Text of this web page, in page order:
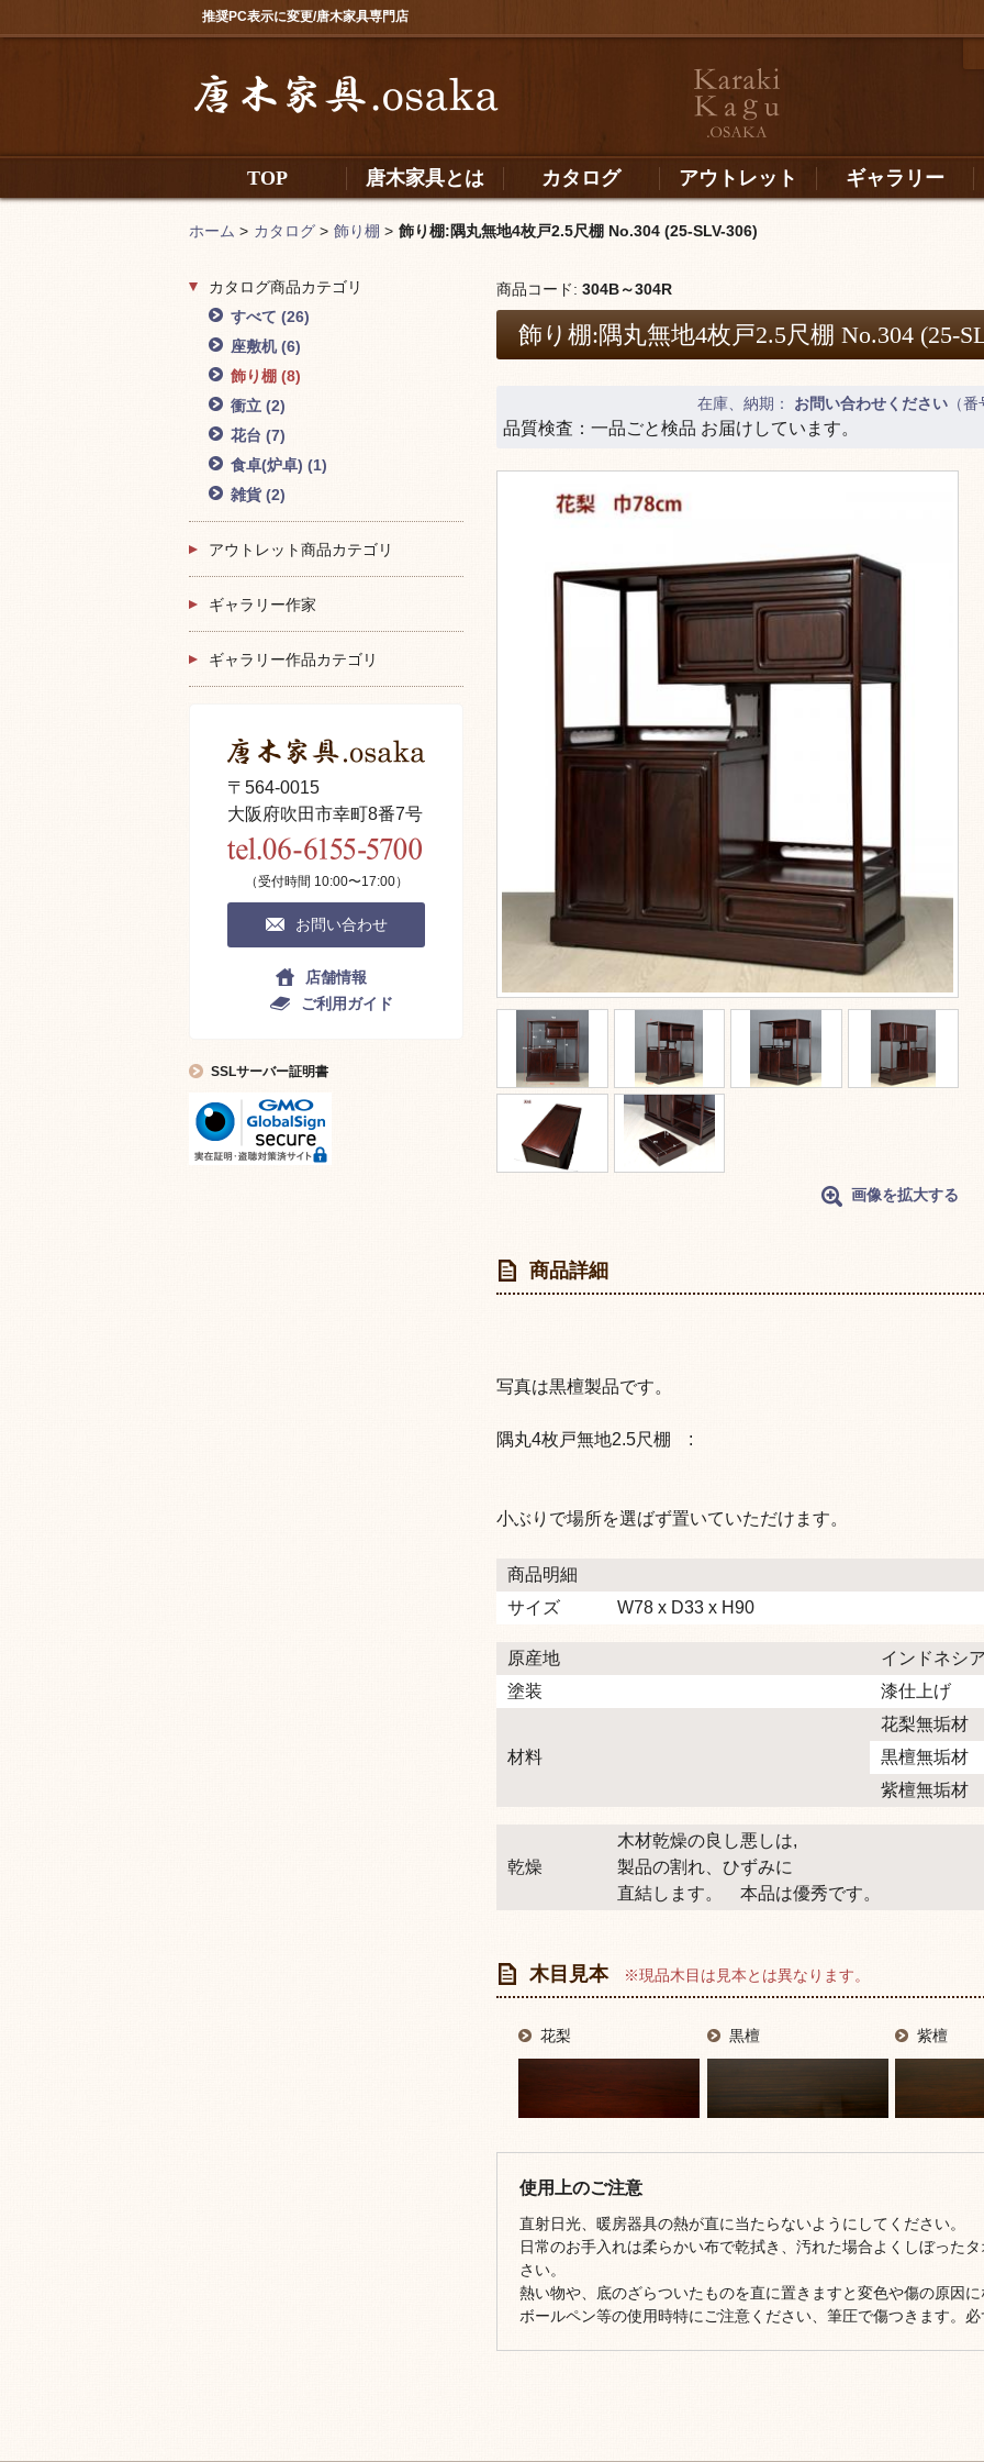
推奨PC表示に変更/唐木家具専門店
TOP 唐木家具とは カタログ アウトレット ギャラリー
ホーム > カタログ > 飾り棚 > 飾り棚:隅丸無地4枚戸2.5尺棚 No.304 (25-SLV-306)
商品コード: 304B～304R
飾り棚:隅丸無地4枚戸2.5尺棚 No.304 (25-
在庫、納期： お問い合わせください （
品質検査：一品ごと検品 お届けしています。
画像を拡大する
商品詳細
写真は黒檀製品です。
隅丸4枚戸無地2.5尺棚 :
小ぶりで場所を選ばず置いていただけます。
商品明細
サイズ
W78 x D33 x H90
原産地
インドネシ
塗装
漆仕上げ
材料
花梨無垢材
黒檀無垢材
紫檀無垢材
乾燥
木材乾燥の良し悪しは,
製品の割れ、ひずみに
直結します。 本品は優秀です。
木目見本 ※現品木目は見本とは異なります。
花梨 黒檀 紫檀
使用上のご注意
直射日光、暖房器具の熱が直に当たらないようにしてください。
日常のお手入れは柔らかい布で乾拭き、汚れた場合よくしぼった
さい。
熱い物や、底のざらついたものを直に置きますと変色や傷の原因
ボールペン等の使用時特にご注意ください、筆圧で傷つきます。
カタログ商品カテゴリ
すべて (26)
座敷机(6)
飾り棚 (8)
衝立 (2)
花台 (7)
食卓(炉卓) (1)
雑貨 (2)
アウトレット商品カテゴリ
ギャラリー作家
ギャラリー作品カテゴリ
〒564-0015
大阪府吹田市幸町8番7号
（受付時間 10:00〜17:00）
お問い合わせ
店舗情報
ご利用ガイド
SSLサーバー証明書